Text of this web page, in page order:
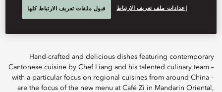
Hand-crafted and delicious dishes featuring contemporary
Hand-crafted and delicious dishes featuring contemporary
Cantonese cuisine by Chef Liang and his talented culinary team –
with a particular focus on regional cuisines from around China –
are the focus of the new menu at Café Zi in Mandarin Oriental,
إعدادات ملف تعريف الارتباط قبول ملفات تعريف الارتباط كلها